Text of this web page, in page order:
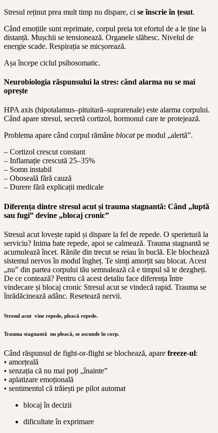
Stresul reținut prea mult timp nu dispare, ci se înscrie în țesut.
Când emoțiile sunt reprimate, corpul preia tot efortul de a le ține la
distanță. Mușchii se tensionează. Organele slăbesc. Nivelul de
energie scade. Respirația se micșorează.
Așa începe ciclul psihosomatic.
Neurobiologia răspunsului la stres: când alarma nu se mai
oprește
HPA axis (hipotalamus–pituitară–suprarenale) este alarma corpului.
Când apare stresul, secretă cortizol, hormonul care te protejează.
Problema apare când corpul rămâne blocatpe modul „alertă”.
– Cortizol crescut constant
– Inflamație crescută 25–35%
– Somn instabil
– Oboseală fără cauză
– Durere fără explicații medicale
Diferența dintre stresul acut și trauma stagnantă: Când „luptă
sau fugi” devine „blocaj cronic”
Stresul acut lovește rapid și dispare la fel de repede. O sperietură la
serviciu? Inima bate repede, apoi se calmează. Trauma stagnantă se
acumulează încet. Rănile din trecut se reiau în buclă. Ele blochează
sistemul nervos în modul îngheț. Te simți amorțit sau blocat. Acest
„nu” din partea corpului tău semnalează că e timpul să te dezgheți.
De ce contează? Pentru că acest detaliu face diferența între
vindecare și blocaj cronic Stresul acut se vindecă rapid. Trauma se
înrădăcinează adânc. Resetează nervii.
Stresul acut vine repede, pleacă repede.
Trauma stagnantă nu pleacă, se ascunde în corp.
Când răspunsul de fight-or-flight se blochează, apare freeze-ul:
• amorțeală
• senzația că nu mai poți „înainte”
• aplatizare emoțională
• sentimentul că trăiești pe pilot automat
blocaj în decizii
dificultate în exprimare